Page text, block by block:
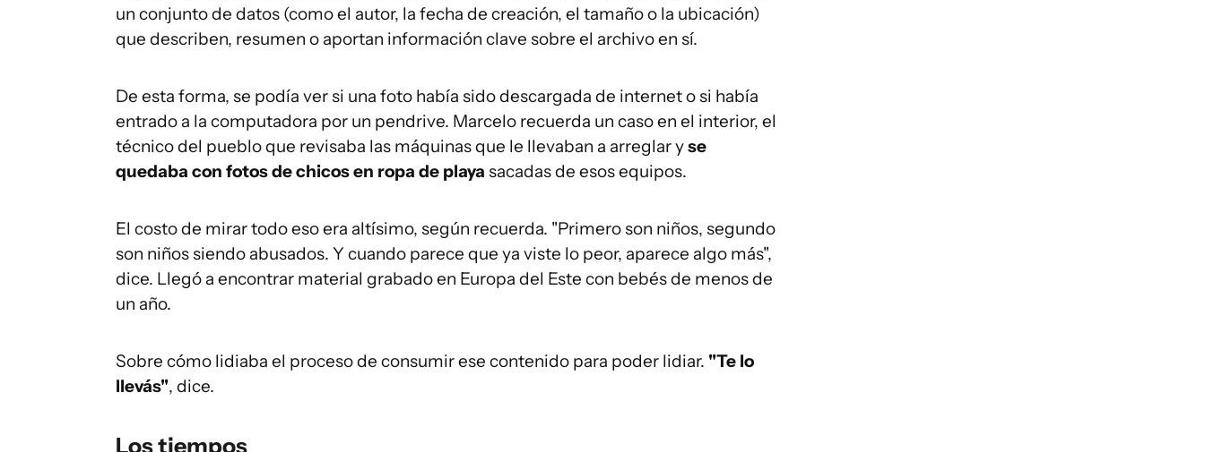
un conjunto de datos (como el autor, la fecha de creación, el tamaño o la ubicación)
que describen, resumen o aportan información clave sobre el archivo en sí.
De esta forma, se podía ver si una foto había sido descargada de internet o si había
entrado a la computadora por un pendrive. Marcelo recuerda un caso en el interior, el
técnico del pueblo que revisaba las máquinas que le llevaban a arreglar yse
quedaba con fotos de chicos en ropa de playa sacadas de esos equipos.
El costo de mirar todo eso era altísimo, según recuerda. "Primero son niños, segundo
son niños siendo abusados. Y cuando parece que ya viste lo peor, aparece algo más",
dice. Llegó a encontrar material grabado en Europa del Este con bebés de menos de
un año.
Sobre cómo lidiaba el proceso de consumir ese contenido para poder lidiar. "Te lo
llevás", dice.
Los tiempos